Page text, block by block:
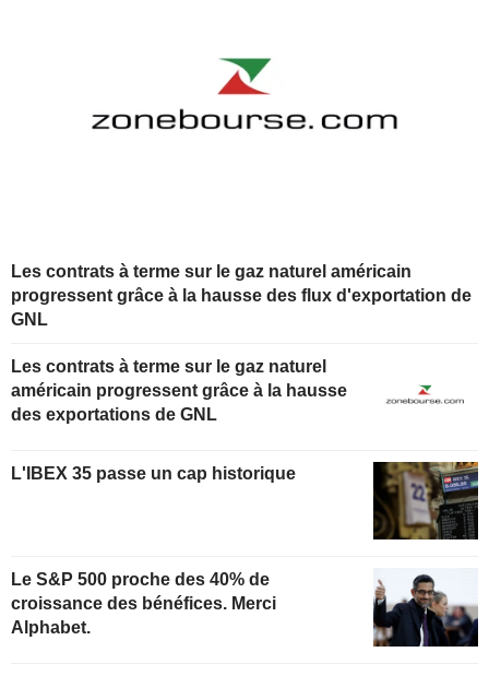
Les contrats à terme sur le gaz naturel américain
progressent grâce à la hausse des flux d'exportation de
GNL
Les contrats à terme sur le gaz naturel
américain progressent grâce à la hausse
des exportations de GNL
L'IBEX 35 passe un cap historique
Le S&P 500 proche des 40% de
croissance des bénéfices. Merci
Alphabet.